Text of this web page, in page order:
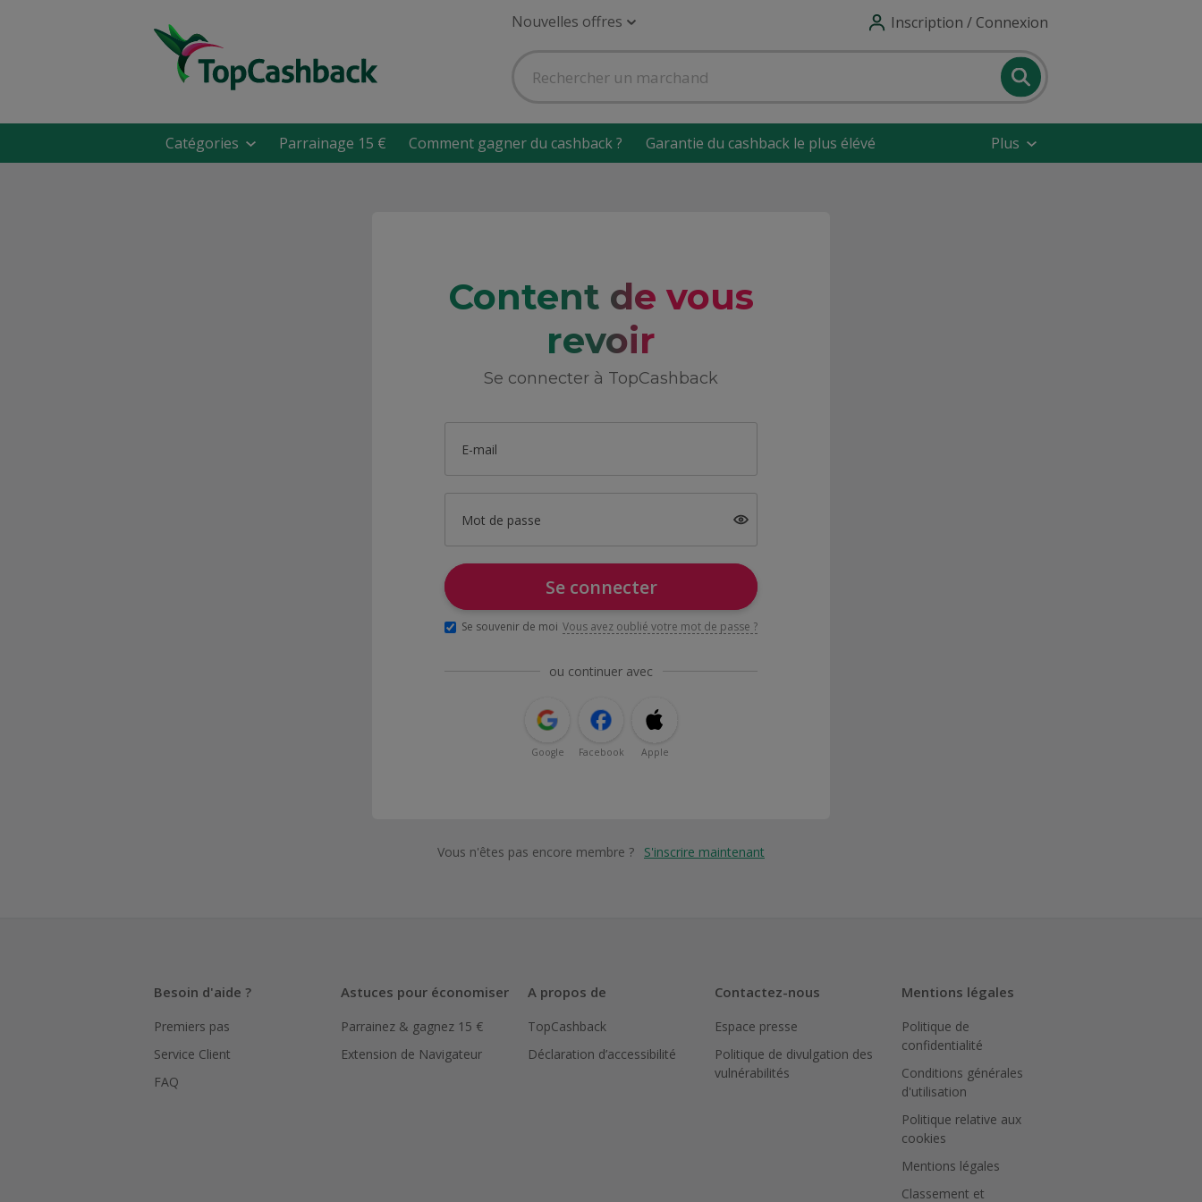
Nouvelles offres Inscription / Connexion
Catégories Parrainage 15 € Comment gagner du cashback ? Garantie du cashback le plus élévé Plus
Content de vous
revoir
Se connecter à TopCashback
E-mail
Mot de passe
Se connecter
Se souvenir de moi Vous avez oublié votre mot de passe ?
ou continuer avec
Google Facebook Apple
Vous n'êtes pas encore membre ? S'inscrire maintenant
Besoin d'aide ?
Premiers pas
Service Client
FAQ
Astuces pour économiser
Parrainez & gagnez 15 €
Extension de Navigateur
A propos de
TopCashback
Déclaration d’accessibilité
Contactez-nous
Espace presse
Politique de divulgation des
vulnérabilités
Mentions légales
Politique de
confidentialité
Conditions générales
d'utilisation
Politique relative aux
cookies
Mentions légales
Classement et